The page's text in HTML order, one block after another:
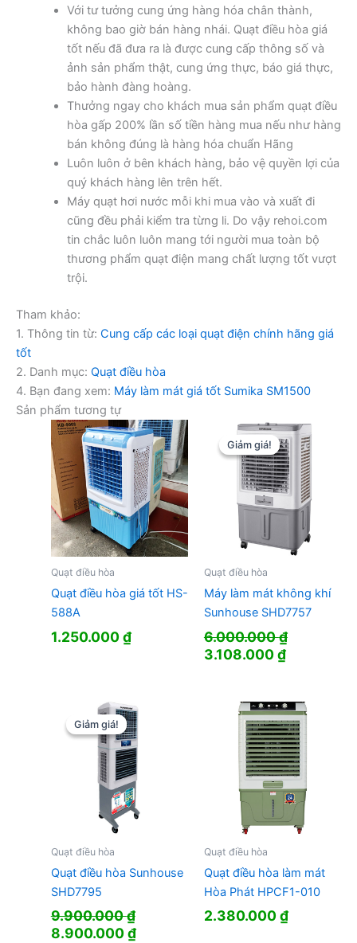
Với tư tưởng cung ứng hàng hóa chân thành,
không bao giờ bán hàng nhái. Quạt điều hòa giá
tốt nếu đã đưa ra là được cung cấp thông số và
ảnh sản phẩm thật, cung ứng thực, báo giá thực,
bảo hành đàng hoàng.
Thưởng ngay cho khách mua sản phẩm quạt điều
hòa gấp 200% lần số tiền hàng mua nếu như hàng
bán không đúng là hàng hóa chuẩn Hãng
Luôn luôn ở bên khách hàng, bảo vệ quyền lợi của
quý khách hàng lên trên hết.
Máy quạt hơi nước mỗi khi mua vào và xuất đi
cũng đều phải kiểm tra từng li. Do vậy rehoi.com
tin chắc luôn luôn mang tới người mua toàn bộ
thương phẩm quạt điện mang chất lượng tốt vượt
trội.
Tham khảo:
1. Thông tin từ: Cung cấp các loại quạt điện chính hãng giá
tốt
2. Danh mục: Quạt điều hòa
4. Bạn đang xem: Máy làm mát giá tốt Sumika SM1500
Sản phẩm tương tự
Quạt điều hòa
Quạt điều hòa giá tốt HS-
588A
1.250.000₫
Giảm giá!
Giảm giá!
Quạt điều hòa
Máy làm mát không khí
Sunhouse SHD7757
6.000.000₫
Giá
6.000.000 ₫.
3.108.000₫Giá
là:
Giảm giá!
Giảm giá!
Quạt điều hòa
Quạt điều hòa Sunhouse
SHD7795
9.900.000₫
Giá
8.900.000₫Giá
Quạt điều hòa
Quạt điều hòa làm mát
Hòa Phát HPCF1-010
2.380.000₫